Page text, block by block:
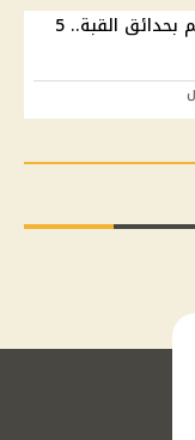
حكم بإخلاء شقة إيجار قديم بحدائق القبة.. 5